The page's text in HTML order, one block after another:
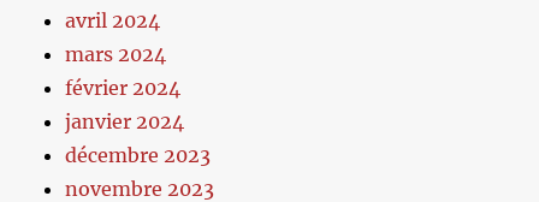
avril 2024
mars 2024
février 2024
janvier 2024
décembre 2023
novembre 2023